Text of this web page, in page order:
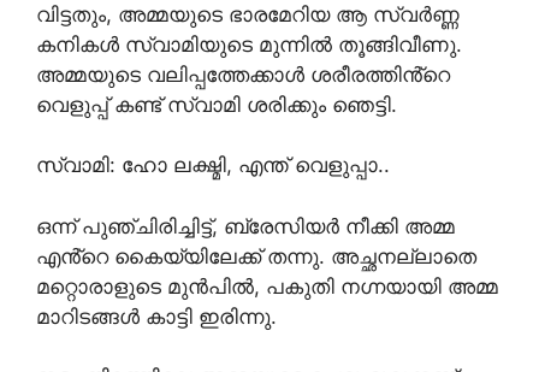
വിട്ടതും, അമ്മയുടെ ഭാരമേറിയ ആ സ്വർണ്ണ
കനികൾ സ്വാമിയുടെ മുന്നിൽ തൂങ്ങിവീണു.
അമ്മയുടെ വലിപ്പത്തേക്കാൾ ശരീരത്തിൻ്റെ
വെളുപ്പ് കണ്ട് സ്വാമി ശരിക്കും ഞെട്ടി.
സ്വാമി: ഹോ ലക്ഷ്മി, എന്ത് വെളുപ്പാ..
ഒന്ന് പുഞ്ചിരിച്ചിട്ട്, ബ്രേസിയർ നീക്കി അമ്മ
എൻ്റെ കൈയ്യിലേക്ക് തന്നു. അച്ഛനല്ലാതെ
മറ്റൊരാളുടെ മുൻപിൽ, പകുതി നഗ്നയായി അമ്മ
മാറിടങ്ങൾ കാട്ടി ഇരിന്നു.